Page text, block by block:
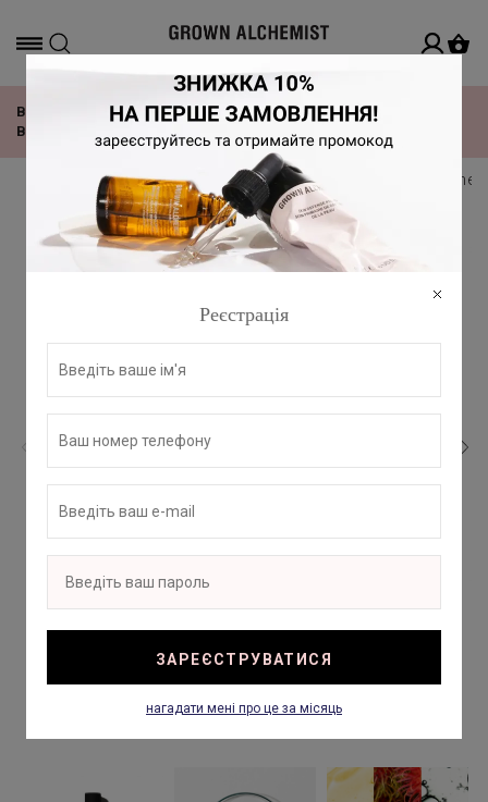
Реєстрація
ЗАРЕЄСТРУВАТИСЯ
нагадати мені про це за місяць
ВІДЧУЙ РИТМ TOMORROWLAND З НОВОЮ КОЛЕКЦІЄЮ
ВІД GROWN ALCHEMIST!
всі продукти grown alchemist grown